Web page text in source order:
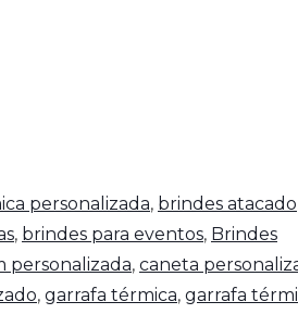
personalizada, brindes atacado
, brindes para eventos, Brindes
personalizada, caneta
, garrafa térmica, garrafa